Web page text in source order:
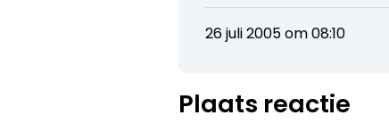
26 juli 2005 om 08:10
Plaats reactie